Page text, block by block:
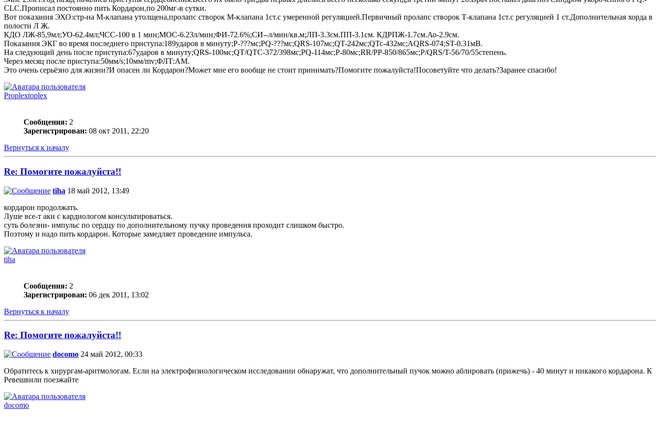
CLC.Прописал постоянно пить Кордарон,по 200мг-в сутки.
Вот показания ЭХО:стр-на М-клапана утолщена,пролапс створок М-клапана 1ст.с умеренной регуляцией.Первичный пролапс створок Т-клапана 1ст.с регуляцией 1 ст.Дополнительная хорда в
полости Л Ж.
КДО ЛЖ-85,9мл;УО-62.4мл;ЧСС-100 в 1 мин;МОС-6.23л/мин;ФИ-72.6%;СИ--л/мин/кв.м;ЛП-3.3см.ПП-3.1см. КДРПЖ-1.7см.Ао-2.9см.
Показания ЭКГ во время последнего приступа:189ударов в минуту;P-???мс;PQ-???мс;QRS-107мс;QT-242мс;QTc-432мс;AQRS-074;ST-0.31мВ.
На следующий день после приступа:67ударов в минуту;QRS-100мс;QT/QTC-372/398мс;PQ-114мс;P-80мс;RR/PP-850/865мс;P/QRS/T-56/70/55степень.
Через месяц после приступа:50мм/s;10мм/mv;ФЛТ:АМ.
Это очень серьёзно для жизни?И опасен ли Кордарон?Может мне его вообще не стоит принимать?Помогите пожалуйста!Посоветуйте что делать?Заранее спасибо!
Proplextoplex
Сообщения: 2
Зарегистрирован: 08 окт 2011, 22:20
Вернуться к началу
Re: Помогите пожалуйста!!
tiha 18 май 2012, 13:49
кордарон продолжать.
Луше все-т аки с кардиологом консультироваться.
суть болезни- импульс по сердцу по дополнительному пучку проведения проходит слишком быстро.
Поэтому и надо пить кордарон. Которые замедляет проведение импульса.
tiha
Сообщения: 2
Зарегистрирован: 06 дек 2011, 13:02
Вернуться к началу
Re: Помогите пожалуйста!!
docomo 24 май 2012, 00:33
Обратитесь к хирургам-аритмологам. Если на электрофизиологическом исследовании обнаружат, что дополнительный пучок можно аблировать (прижечь) - 40 минут и никакого кордарона. К
Ревешвили поезжайте
docomo